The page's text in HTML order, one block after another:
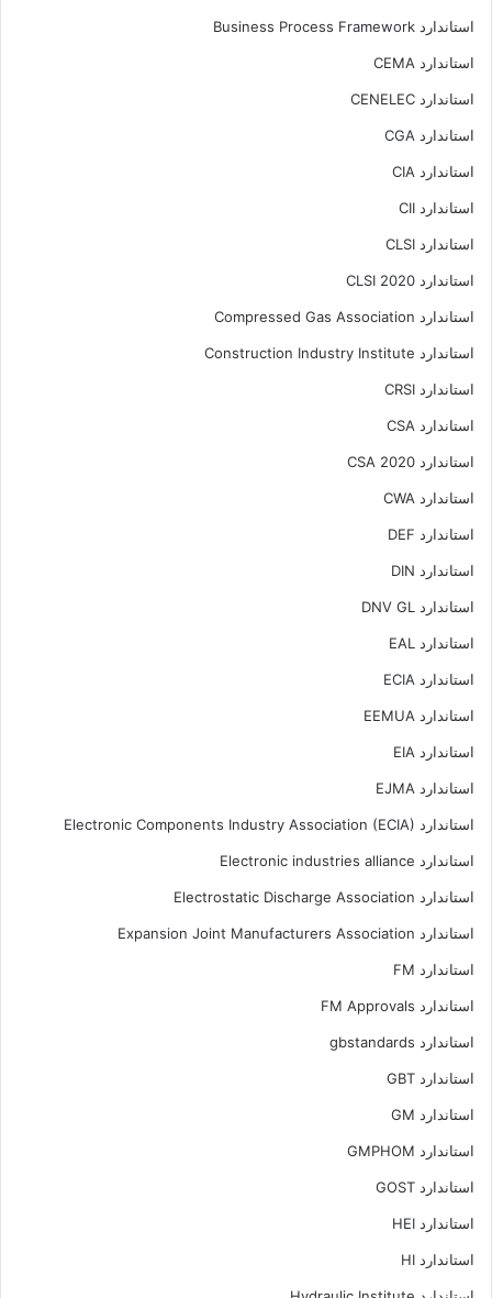
استاندارد Business Process Framework
استاندارد CEMA
استاندارد CENELEC
استاندارد CGA
استاندارد CIA
استاندارد CII
استاندارد CLSI
استاندارد CLSI 2020
استاندارد Compressed Gas Association
استاندارد Construction Industry Institute
استاندارد CRSI
استاندارد CSA
استاندارد CSA 2020
استاندارد CWA
استاندارد DEF
استاندارد DIN
استاندارد DNV GL
استاندارد EAL
استاندارد ECIA
استاندارد EEMUA
استاندارد EIA
استاندارد EJMA
استاندارد Electronic Components Industry Association (ECIA)
استاندارد Electronic industries alliance
استاندارد Electrostatic Discharge Association
استاندارد Expansion Joint Manufacturers Association
استاندارد FM
استاندارد FM Approvals
استاندارد gbstandards
استاندارد GBT
استاندارد GM
استاندارد GMPHOM
استاندارد GOST
استاندارد HEI
استاندارد HI